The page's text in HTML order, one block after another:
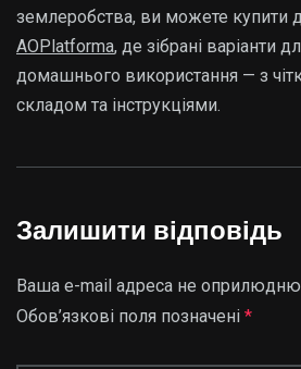
землеробства, ви можете купити
AOPlatforma, де зібрані варіанти
домашнього використання — з
складом та інструкціями.
Залишити відповідь
Ваша e-mail адреса не
Обов’язкові поля позначені *